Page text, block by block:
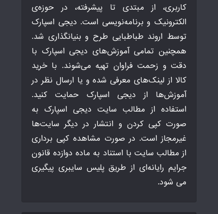
کاربری، از مبتدی تا پیشرفته، در حوزه‌ی
الکترونیک و برنامه‌نویسی است. دیجی اسپارک
توسط اروند طباطبایی طرح و بنیانگذاری شد.
همچنین تمامی آموزش‌های دیجی اسپارک با
دقت و زحمت فراوان تهیه می‌شوند. با خرید
کالا از لینک‌های معرفی شده و یا ارسال نظر در
آموزش‌ها از دیجی اسپارک حمایت کنید.
استفاده از مطالب سایت دیجی اسپارک به
صورت کپی کردن و انتشار در دیگر سایت‌ها
غیرمجاز است. در صورت مشاهده کپی برداری
از مطالب سایت با استناد به ماده دوازده قانون
جرایم رایانه‌ای از طریق پلیس سایبری پیگیری
می شود.